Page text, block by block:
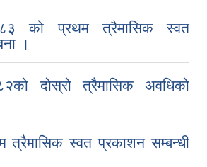
को प्रथम त्रैमासिक स्वत
।
दोस्रो त्रैमासिक अवधिको
त्रैमासिक स्वत प्रकाशन सम्बन्धी